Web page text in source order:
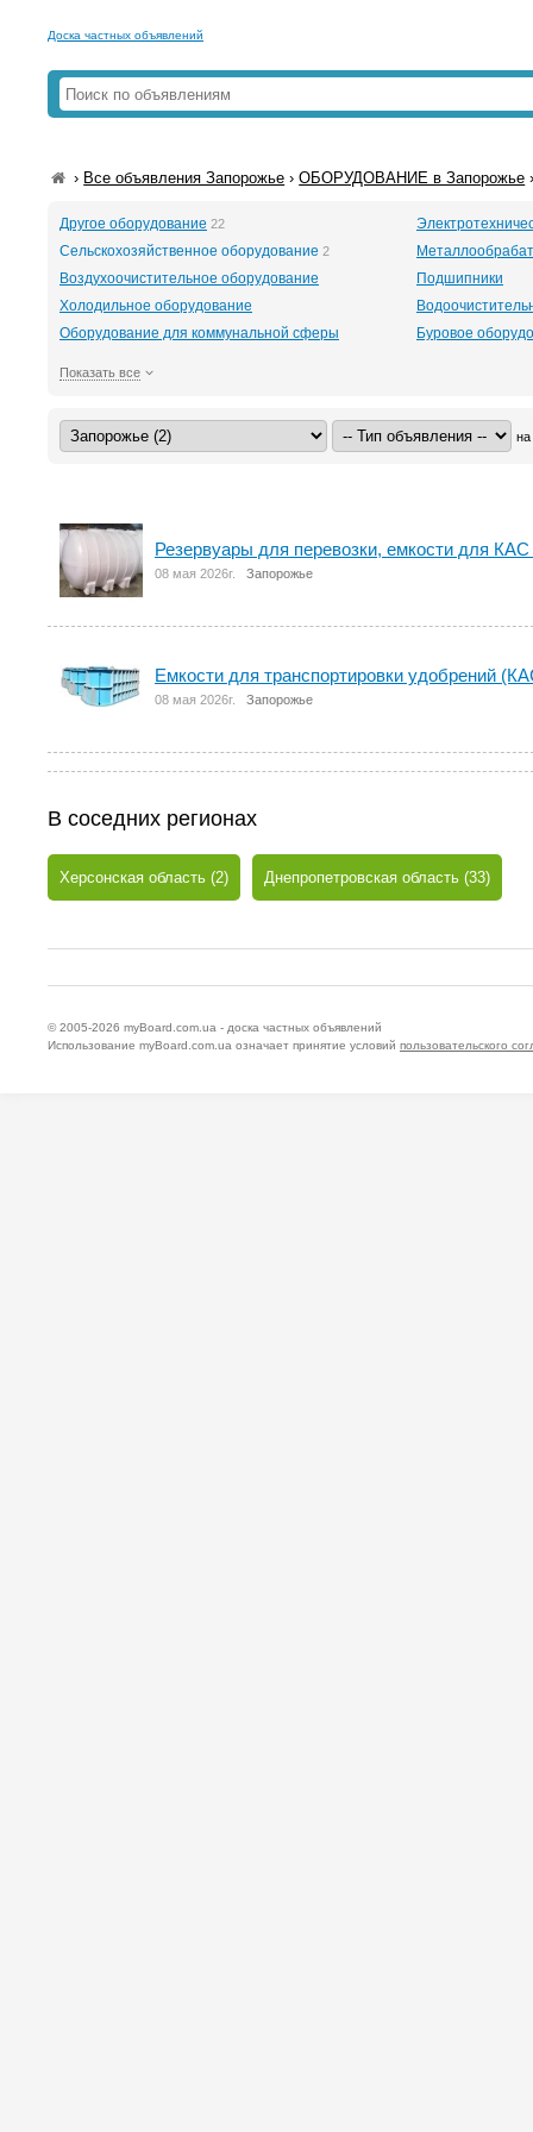
Доска частных объявлений
› Все объявления Запорожье ›ОБОРУДОВАНИЕ в Запорожье
Другое оборудование 22
Сельскохозяйственное оборудование 2
Воздухоочистительное оборудование
Подшипники
Холодильное оборудование
Оборудование для коммунальной сферы
Буровое
Показать все
на
Резервуары для перевозки, емкости для
08 мая 2026г. Запорожье
Емкости для транспортировки удобрений
08 мая 2026г. Запорожье
В соседних регионах
Херсонская область (2) Днепропетровская область (33)
© 2005-2026 myBoard.com.ua - доска частных объявлений
Использование myBoard.com.ua означает принятие условий пользовательского